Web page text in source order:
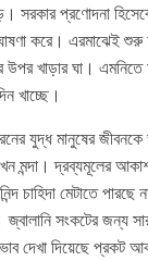
সরকার প্রণোদনা
করে। এরমাঝেই শুরু
খাড়ার ঘা। এমনিতে
খাচ্ছে।
যুদ্ধ মানুষের
মন্দা। দ্রব্যমূলের
চাহিদা মেটাতে
জ্বালানি সংকটের জন্য
দেখা দিয়েছে প্রকট